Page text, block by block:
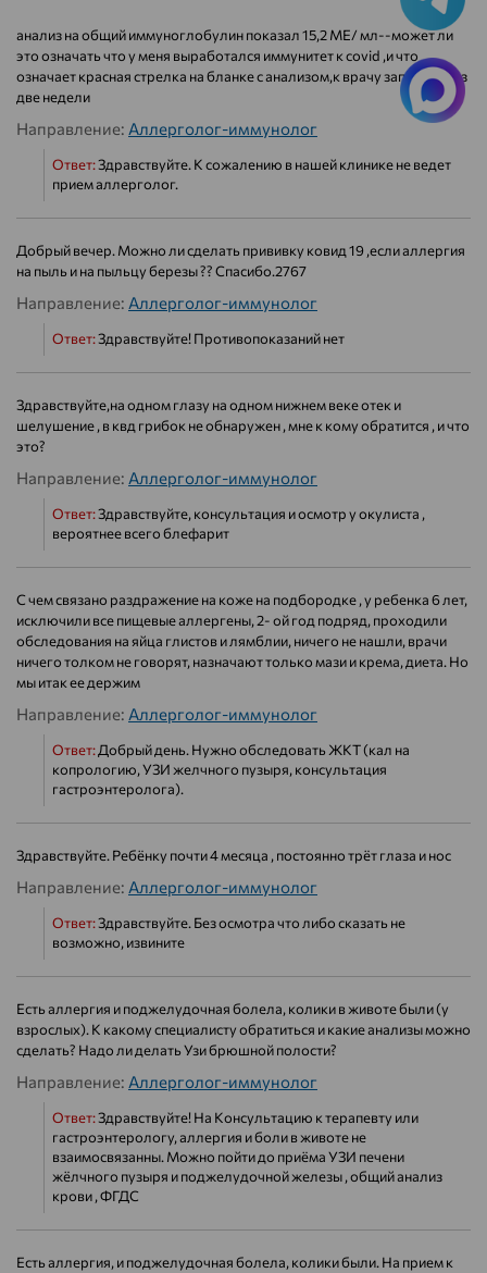
анализ на общий иммуноглобулин показал 15,2 МЕ/ мл--может ли
это означать что у меня выработался иммунитет к covid ,и что
означает красная стрелка на бланке с анализом,к врачу запись через
две недели
Направление: Аллерголог-иммунолог
Ответ:Здравствуйте. К сожалению в нашей клинике не ведет
прием аллерголог.
Добрый вечер. Можно ли сделать прививку ковид 19 ,если аллергия
на пыль и на пыльцу березы ?? Спасибо.2767
Направление: Аллерголог-иммунолог
Ответ:Здравствуйте! Противопоказаний нет
Здравствуйте,на одном глазу на одном нижнем веке отек и
шелушение , в квд грибок не обнаружен , мне к кому обратится , и что
это?
Направление: Аллерголог-иммунолог
Ответ:Здравствуйте, консультация и осмотр у окулиста ,
вероятнее всего блефарит
С чем связано раздражение на коже на подбородке , у ребенка 6 лет,
исключили все пищевые аллергены, 2- ой год подряд, проходили
обследования на яйца глистов и лямблии, ничего не нашли, врачи
ничего толком не говорят, назначают только мази и крема, диета. Но
мы итак ее держим
Направление: Аллерголог-иммунолог
Ответ:Добрый день. Нужно обследовать ЖКТ (кал на
копрологию, УЗИ желчного пузыря, консультация
гастроэнтеролога).
Здравствуйте. Ребёнку почти 4 месяца , постоянно трёт глаза и нос
Направление: Аллерголог-иммунолог
Ответ:Здравствуйте. Без осмотра что либо сказать не
возможно, извините
Есть аллергия и поджелудочная болела, колики в животе были (у
взрослых). К какому специалисту обратиться и какие анализы можно
сделать? Надо ли делать Узи брюшной полости?
Направление: Аллерголог-иммунолог
Ответ:Здравствуйте! На Консультацию к терапевту или
гастроэнтерологу, аллергия и боли в животе не
взаимосвязанны. Можно пойти до приёма УЗИ печени
жёлчного пузыря и поджелудочной железы , общий анализ
крови , ФГДС
Есть аллергия, и поджелудочная болела, колики были. На прием к